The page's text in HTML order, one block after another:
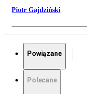
Piotr Gajdziński
Powiązane
Polecane